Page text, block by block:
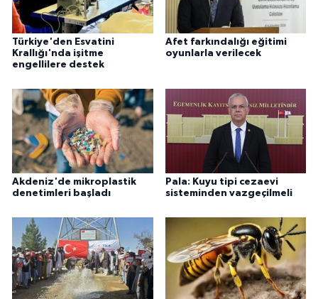
Türkiye'den Esvatini
Krallığı'nda işitme
engellilere destek
Afet farkındalığı eğitimi
oyunlarla verilecek
Akdeniz'de mikroplastik
denetimleri başladı
Pala: Kuyu tipi cezaevi
sisteminden vazgeçilmeli